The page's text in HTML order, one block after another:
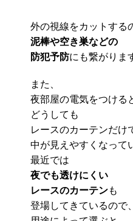
外の視線をカットする
泥棒や空き巣などの
防犯予防にも繋がりま
また、
夜部屋の電気をつける
どうしても
レースのカーテンだけ
中が見えやすくなって
最近では
夜でも透けにくい
レースのカーテンも
登場してきているので、